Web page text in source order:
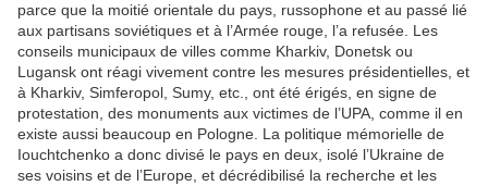
parce que la moitié orientale du pays, russophone et au passé lié
aux partisans soviétiques et à l’Armée rouge, l’a refusée. Les
conseils municipaux de villes comme Kharkiv, Donetsk ou
Lugansk ont réagi vivement contre les mesures présidentielles, et
à Kharkiv, Simferopol, Sumy, etc., ont été érigés, en signe de
protestation, des monuments aux victimes de l’UPA, comme il en
existe aussi beaucoup en Pologne. La politique mémorielle de
Iouchtchenko a donc divisé le pays en deux, isolé l’Ukraine de
ses voisins et de l’Europe, et décrédibilisé la recherche et les